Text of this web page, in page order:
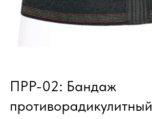
ПРР-02: Бандаж
противорадикулитный